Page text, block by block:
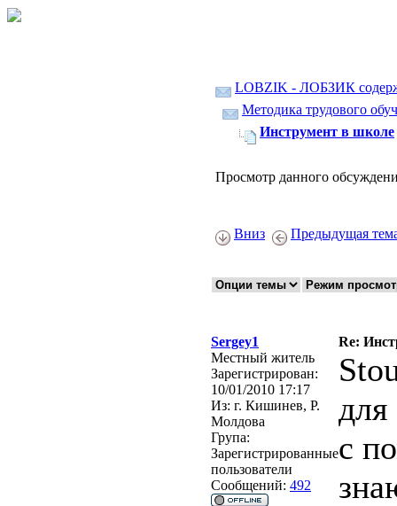
LOBZIK - ЛОБЗИК
Методика трудового
Инструмент в школе
Просмотр данного
Вниз Предыдущая
Sergey1
Re:
Местный житель
Зарегистрирован:
10/01/2010 17:17
Из: г. Кишинев, Р.
Молдова
Група:
Зарегистрированные
пользователи
Сообщений: 492
для
с